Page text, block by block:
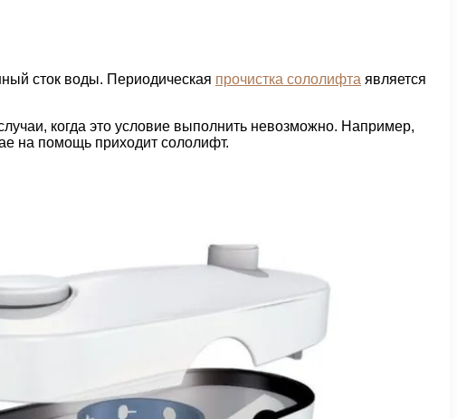
сток воды. Периодическая прочистка сололифта является
когда это условие выполнить невозможно. Например,
на помощь приходит сололифт.